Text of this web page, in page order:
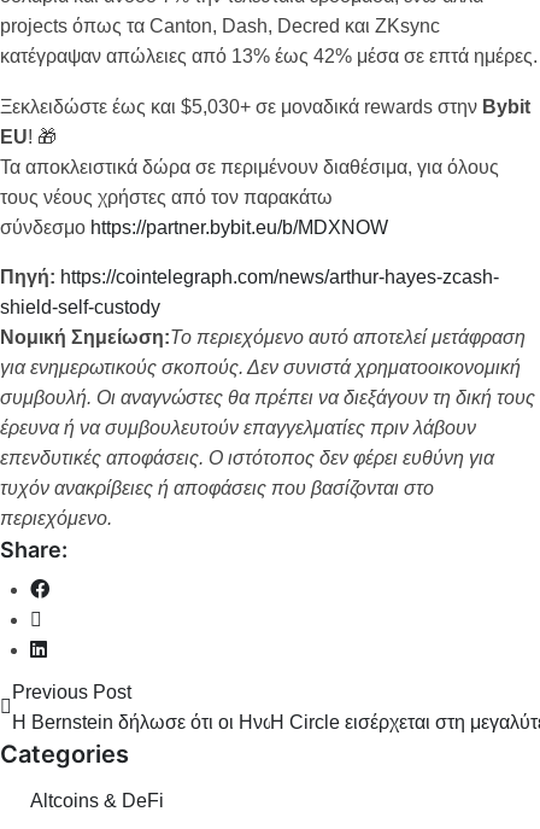
projects όπως τα Canton, Dash, Decred και ZKsync
κατέγραψαν απώλειες από 13% έως 42% μέσα σε επτά ημέρες.
Ξεκλειδώστε έως και $5,030+ σε μοναδικά rewards στην Bybit
EU! 🎁
Τα αποκλειστικά δώρα σε περιμένουν διαθέσιμα, για όλους
τους νέους χρήστες από τον παρακάτω
σύνδεσμο https://partner.bybit.eu/b/MDXNOW
Πηγή: https://cointelegraph.com/news/arthur-hayes-zcash-
shield-self-custody
Νομική Σημείωση:Το περιεχόμενο αυτό αποτελεί μετάφραση
για ενημερωτικούς σκοπούς. Δεν συνιστά χρηματοοικονομική
συμβουλή. Οι αναγνώστες θα πρέπει να διεξάγουν τη δική τους
έρευνα ή να συμβουλευτούν επαγγελματίες πριν λάβουν
επενδυτικές αποφάσεις. Ο ιστότοπος δεν φέρει ευθύνη για
τυχόν ανακρίβειες ή αποφάσεις που βασίζονται στο
περιεχόμενο.
Share:
Previous Post
Η Bernstein δήλωσε ότι οι Ηνωμένες Πολιτείες έχουν πλέον
Η Circle εισέρχεται στη
Categories
Altcoins & DeFi